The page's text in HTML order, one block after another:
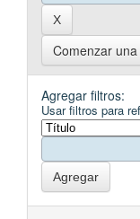
Comenzar
Agregar filtros:
Usar filtros para